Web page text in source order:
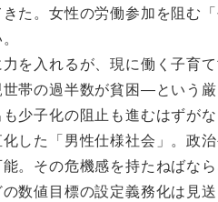
た。女性の労働参加を阻む
を入れるが、現に働く子育
帯の過半数が貧困―という
少子化の阻止も進むはずがな
した「男性仕様社会」。政
。その危機感を持たねばなら
数値目標の設定義務化は見